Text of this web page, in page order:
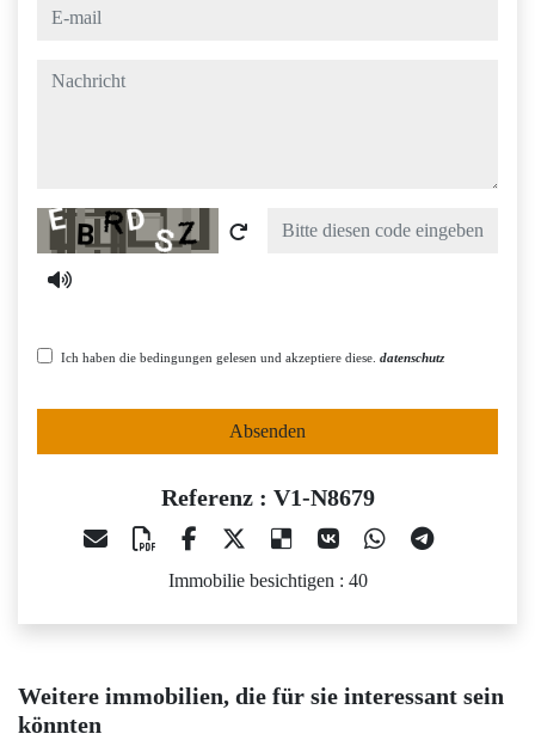
e-mail
nachricht
Captcha
Ich haben die bedingungen gelesen und akzeptiere diese. datenschutz
Absenden
Referenz : V1-N8679
Immobilie besichtigen : 40
Weitere immobilien, die für sie interessant sein
könnten